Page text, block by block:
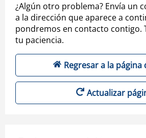
¿Algún otro problema? Envía un
a la dirección que aparece a
pondremos en contacto contigo.
tu paciencia.
Regresar a la página
Actualizar